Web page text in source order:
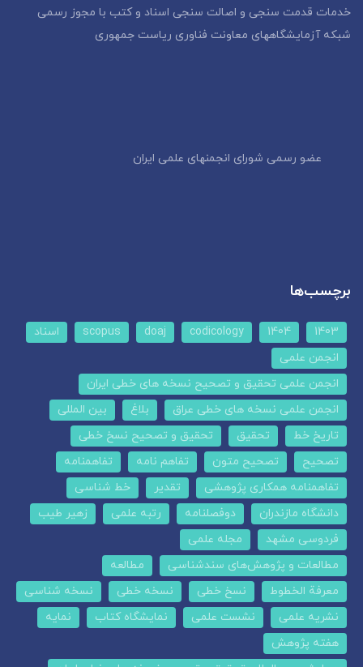
خدمات قدمت سنجی و اصالت سنجی اسناد و کتب با مجوز رسمی
شبکه آزمایشگاههای معاونت فناوری ریاست جمهوری
عضو رسمی شورای انجمنهای علمی ایران
برچسب‌ها
1403
1404
codicology
doaj
scopus
اسناد
انجمن علمی
انجمن علمی تحقیق و تصحیح نسخه های خطی ایران
انجمن علمی نسخه های خطی عراق
بلاغ
بین المللی
تاریخ خط
تحقیق
تحقیق و تصحیح نسخ خطی
تصحیح
تصحیح متون تفاهم نامه
تفاهمنامه
تفاهمنامه همکاری پژوهشی
تقدیر
خط شناسی
دانشگاه مازندران
دوفصلنامه رتبه علمی
زهیر طیب
فردوسی مشهد
مجله علمی
مطالعات و پژوهش‌های سندشناسی
مطالعه
معرفة الخطوط
نسخ خطی نسخه خطی
نسخه شناسی
نشریه علمی
نشست علمی نمایشگاه کتاب
نمایه
هفته پژوهش